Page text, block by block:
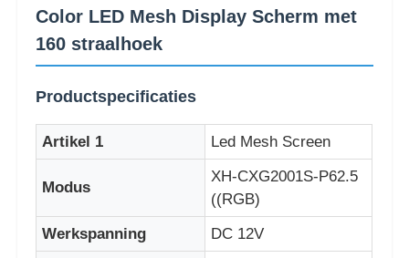
Huis
Producten
Over Ons
Color LED Mesh Display Scherm met
160 straalhoek
Productspecificaties
Artikel 1 Led Mesh Screen
Modus
XH-CXG2001S-P62.5
((RGB)
Werkspanning
DC 12V